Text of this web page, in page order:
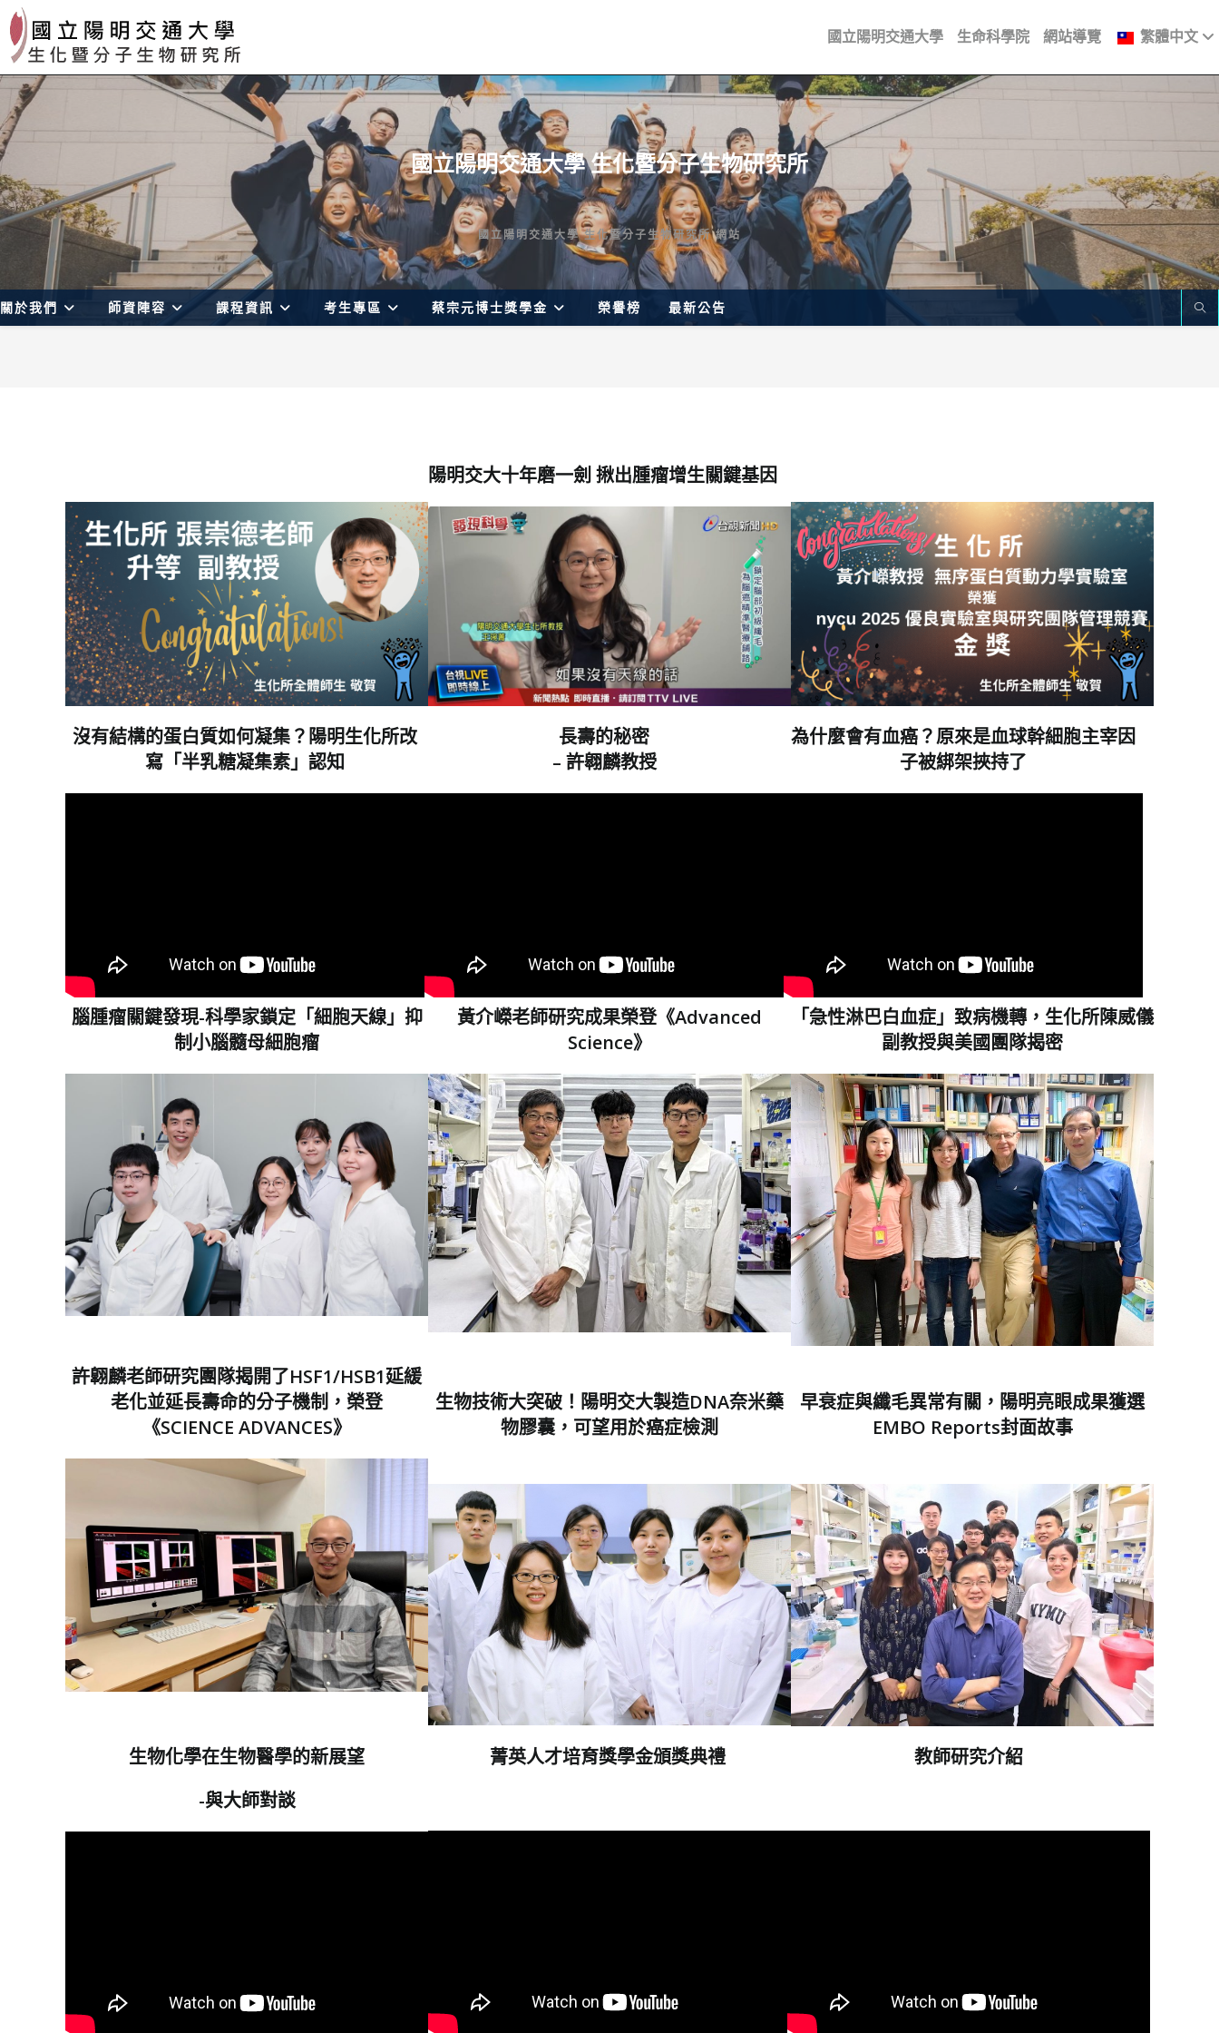
Skip
content
國立陽明交通大學 生命科學院 網站導覽 繁體中文
國立陽明交通大學 生化暨分子生物研究所
國立陽明交通大學 生化暨分子生物研究所 網站
關於我們 師資陣容 課程資訊 考生專區 蔡宗元博士獎學金 榮譽榜 最新公告
陽明交大十年磨一劍 揪出腫瘤增生關鍵基因
沒有結構的蛋白質如何凝集？陽明生化所改
寫「半乳糖凝集素」認知
長壽的秘密
– 許翱麟教授
為什麼會有血癌？原來是血球幹細胞主宰因
子被綁架挾持了
腦腫瘤關鍵發現-科學家鎖定「細胞天線」抑
制小腦髓母細胞瘤
黃介嶸老師研究成果榮登《Advanced
Science》
「急性淋巴白血症」致病機轉，生化所陳威儀
副教授與美國團隊揭密
許翺麟老師研究團隊揭開了HSF1/HSB1延緩
老化並延長壽命的分子機制，榮登
《SCIENCE ADVANCES》
生物技術大突破！陽明交大製造DNA奈米藥
物膠囊，可望用於癌症檢測
早衰症與纖毛異常有關，陽明亮眼成果獲選
EMBO Reports封面故事
生物化學在生物醫學的新展望
-與大師對談
菁英人才培育獎學金頒獎典禮 教師研究介紹